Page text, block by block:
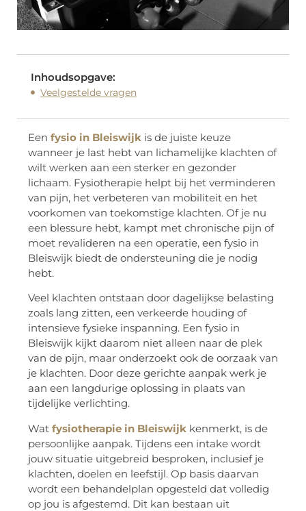
Inhoudsopgave:
Veelgestelde vragen
Een fysio in Bleiswijk is de juiste keuze
wanneer je last hebt van lichamelijke klachten of
wilt werken aan een sterker en gezonder
lichaam. Fysiotherapie helpt bij het verminderen
van pijn, het verbeteren van mobiliteit en het
voorkomen van toekomstige klachten. Of je nu
een blessure hebt, kampt met chronische pijn of
moet revalideren na een operatie, een fysio in
Bleiswijk biedt de ondersteuning die je nodig
hebt.
Veel klachten ontstaan door dagelijkse belasting
zoals lang zitten, een verkeerde houding of
intensieve fysieke inspanning. Een fysio in
Bleiswijk kijkt daarom niet alleen naar de plek
van de pijn, maar onderzoekt ook de oorzaak van
je klachten. Door deze gerichte aanpak werk je
aan een langdurige oplossing in plaats van
tijdelijke verlichting.
Wat fysiotherapie in Bleiswijk kenmerkt, is de
persoonlijke aanpak. Tijdens een intake wordt
jouw situatie uitgebreid besproken, inclusief je
klachten, doelen en leefstijl. Op basis daarvan
wordt een behandelplan opgesteld dat volledig
op jou is afgestemd. Dit kan bestaan uit